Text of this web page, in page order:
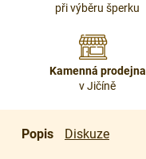
při výběru šperku
Kamenná prodejna
v Jičíně
Popis Diskuze